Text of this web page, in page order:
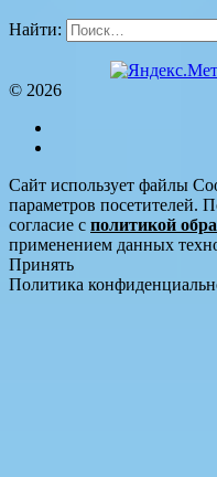
Найти:
© 2026
Сайт использует файлы
параметров посетителей.
согласие с политикой
применением данных
Принять
Политика